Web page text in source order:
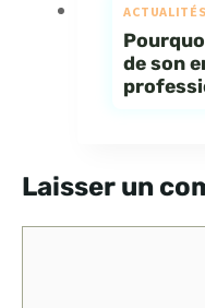
ACTUALITÉS
de son
Laisser un